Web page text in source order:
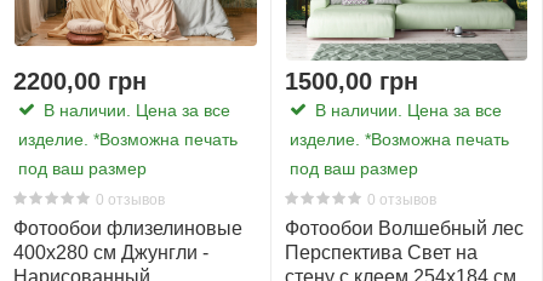
2200,00 грн
В наличии. Цена за все
изделие. *Возможна печать
под ваш размер
0 отзывов
Фотообои флизелиновые
400х280 см Джунгли -
Нарисованный
1500,00 грн
В наличии. Цена за все
изделие. *Возможна печать
под ваш размер
0 отзывов
Фотообои Волшебный лес
Перспектива Свет на
стену с клеем 254x184 см